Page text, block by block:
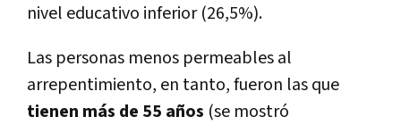
nivel educativo inferior (26,5%).
Las personas menos permeables al
arrepentimiento, en tanto, fueron las que
tienen más de 55 años (se mostró